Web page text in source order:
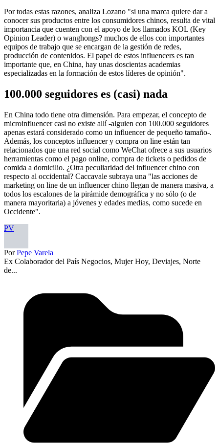
Por todas estas razones, analiza Lozano "si una marca quiere dar a
conocer sus productos entre los consumidores chinos, resulta de vital
importancia que cuenten con el apoyo de los llamados KOL (Key
Opinion Leader) o wanghongs? muchos de ellos con importantes
equipos de trabajo que se encargan de la gestión de redes,
producción de contenidos. El papel de estos influencers es tan
importante que, en China, hay unas doscientas academias
especializadas en la formación de estos líderes de opinión".
100.000 seguidores es (casi) nada
En China todo tiene otra dimensión. Para empezar, el concepto de
microinfluencer casi no existe allí -alguien con 100.000 seguidores
apenas estará considerado como un influencer de pequeño tamaño-.
Además, los conceptos influencer y compra on line están tan
relacionados que una red social como WeChat ofrece a sus usuarios
herramientas como el pago online, compra de tickets o pedidos de
comida a domicilio. ¿Otra peculiaridad del influencer chino con
respecto al occidental? Caccavale subraya una "las acciones de
marketing on line de un influencer chino llegan de manera masiva, a
todos los escalones de la pirámide demográfica y no sólo (o de
manera mayoritaria) a jóvenes y edades medias, como sucede en
Occidente".
PV
PorPepe Varela
Ex Colaborador del País Negocios, Mujer Hoy, Deviajes, Norte
de...